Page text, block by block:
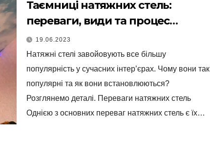
Таємниці натяжних стель:
переваги, види та процес
установки
19.06.2023
Натяжні стелі завойовують все більшу
популярність у сучасних інтер’єрах. Чому вони так
популярні та як вони встановлюються?
Розглянемо деталі. Переваги натяжних стель
Однією з основних переваг натяжних стель є їх…